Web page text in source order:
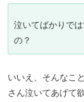
泣いてばかりで
の？
いいえ、そんなこ
さん泣いてあげて